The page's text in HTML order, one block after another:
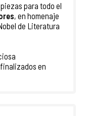
para todo el
, en homenaje
de Literatura
en